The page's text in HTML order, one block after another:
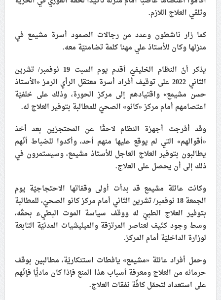
علماء البحرين: طلب الترخيص والإجازة من السلطة في
الإمام الحسين «ع»
لجنة مراسم الوداع والتشييع ومواراة الجثمان للإمام الشهيد
السيّد علي الحسيني الخامنئي تنشر تفاصيل التشييع في
إيران والعراق
وتلقي العلاج اللازم.
كما زار ناشطون وعدد من رجالات الصمود أسرة مشيمع في
منزلها وكان للأستاذ علي مهنا كلمة تضامنيّة معه.
يذكر أنّ النظام الخليفيّ أقدم يوم السبت 19 نوفمبر/ تشرين
الثاني 2022 على توقيف أفراد أسرة معتقل الرأي الرمز «الأستاذ
حسن مشيمع» واقتيادهم إلى مركز الحورة، وذلك على خلفيّة
اعتصامهم أمام مركز «كانو» الصحيّ للمطالبة بتوفير العلاج له.
وقد أفرجت أجهزة النظام لاحقًا عن المحتجزين بعد أخذ
«أقوالهم» التي لم يوقع عليها منهم أحد، وأكدوا للضباط أنّهم
يطالبون بتوفير العلاج العاجل للأستاذ مشيمع، وسيستمرون في
ذلك إلى أن يحصل على العلاج.
وكانت عائلة مشيمع قد بدأت أولى وقفاتها الاحتجاجيّة يوم
الجمعة 18 نوفمبر/ تشرين الثاني أمام مركز كانو الصحيّ، للمطالبة
بتوفير العلاج الطبيّ له ووقف سياسة الموت البطيء بحقّه،
وسط وجود كثيف لعناصر المرتزقة والميليشيات المدنيّة التابعة
لوزارة الداخليّة أمام المركز.
وحمل أفراد عائلة «مشيمع» يافطات استنكاريّة، مطالبين بوقف
حرمانه من العلاج ومعرفة أسباب هذا المنع فإذا كان ماديًّا فإنّهم
على استعداد لتحمّل كافّة نفقات العلاج.